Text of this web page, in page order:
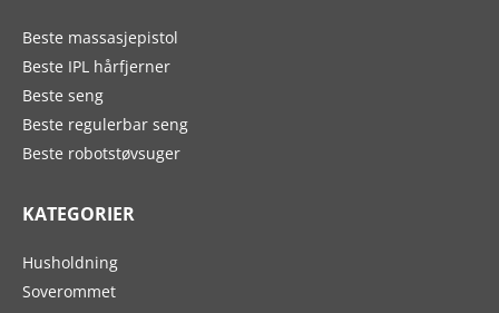
KATEGORIER
Husholdning
Soverommet
Beste massasjepistol
Beste IPL hårfjerner
Beste seng
Beste regulerbar seng
Beste robotstøvsuger